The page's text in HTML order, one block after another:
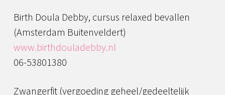
Birth Doula Debby, cursus relaxed bevallen
(Amsterdam Buitenveldert)
www.birthdouladebby.nl
06-53801380
Zwangerfit (vergoeding geheel/gedeeltelijk